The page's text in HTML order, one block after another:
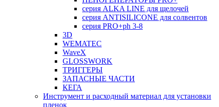
серия ALKA LINE для щелочей
серия ANTISILICONE для солвентов
серия PRO+ph 3-8
3D
WEMATEC
WaveX
GLOSSWORK
ТРИГГЕРЫ
ЗАПАСНЫЕ ЧАСТИ
КЕГА
Инструмент и расходный материал для установки
пленок